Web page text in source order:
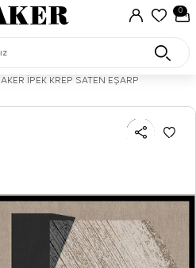
0
AKER İPEK KREP SATEN EŞARP